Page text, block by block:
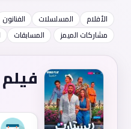
الأفلام المسلسلات الفنانون
مشاركات الميمز
المسابقات